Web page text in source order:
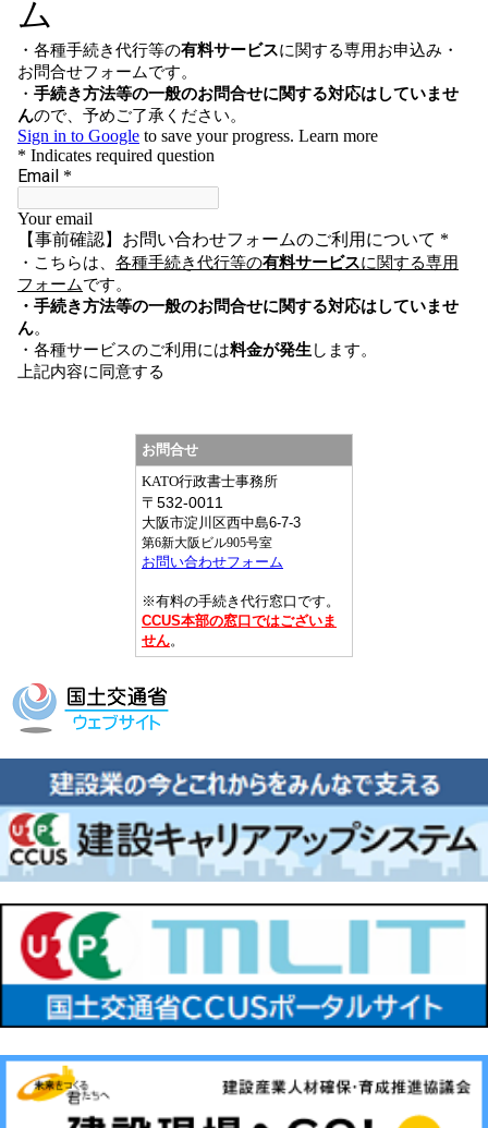
お問合せ
KATO行政書士事務所
〒 532-0011
大阪市淀川区西中島6-7-3
第6新大阪ビル905号室
お問い合わせフォーム
※有料の手続き代行窓口です。
CCUS本部の窓口ではございま
せん。